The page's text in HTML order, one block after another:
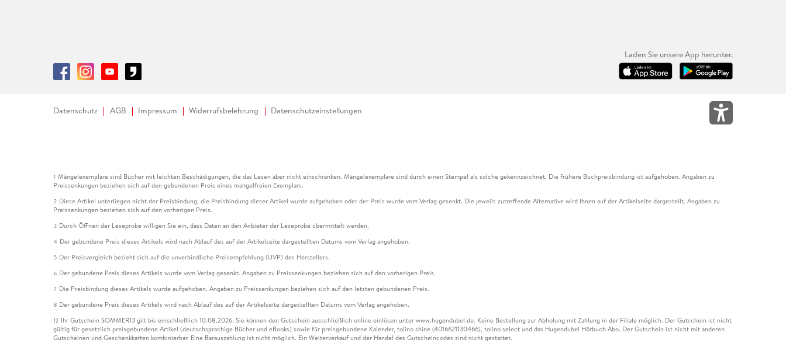
Laden Sie unsere App herunter.
Datenschutz AGB Impressum Widerrufsbelehrung Datenschutzeinstellungen
1 Mängelexemplare sind Bücher mit leichten Beschädigungen, die das Lesen aber nicht einschränken. Mängelexemplare sind durch einen Stempel als solche gekennzeichnet. Die frühere Buchpreisbindung ist aufgehoben. Angaben zu
Preissenkungen beziehen sich auf den gebundenen Preis eines mangelfreien Exemplars.
2 Diese Artikel unterliegen nicht der Preisbindung, die Preisbindung dieser Artikel wurde aufgehoben oder der Preis wurde vom Verlag gesenkt. Die jeweils zutreffende Alternative wird Ihnen auf der Artikelseite dargestellt. Angaben zu
Preissenkungen beziehen sich auf den vorherigen Preis.
3 Durch Öffnen der Leseprobe willigen Sie ein, dass Daten an den Anbieter der Leseprobe übermittelt werden.
4 Der gebundene Preis dieses Artikels wird nach Ablauf des auf der Artikelseite dargestellten Datums vom Verlag angehoben.
5 Der Preisvergleich bezieht sich auf die unverbindliche Preisempfehlung (UVP) des Herstellers.
6 Der gebundene Preis dieses Artikels wurde vom Verlag gesenkt. Angaben zu Preissenkungen beziehen sich auf den vorherigen Preis.
7 Die Preisbindung dieses Artikels wurde aufgehoben. Angaben zu Preissenkungen beziehen sich auf den letzten gebundenen Preis.
8 Der gebundene Preis dieses Artikels wird nach Ablauf des auf der Artikelseite dargestellten Datums vom Verlag angehoben.
12 Ihr Gutschein SOMMER13 gilt bis einschließlich 10.08.2026. Sie können den Gutschein ausschließlich online einlösen unter www.hugendubel.de. Keine Bestellung zur Abholung mit Zahlung in der Filiale möglich. Der Gutschein ist nicht
gültig für gesetzlich preisgebundene Artikel (deutschsprachige Bücher und eBooks) sowie für preisgebundene Kalender, tolino shine (4016621130466), tolino select und das Hugendubel Hörbuch Abo. Der Gutschein ist nicht mit anderen
Gutscheinen und Geschenkkarten kombinierbar. Eine Barauszahlung ist nicht möglich. Ein Weiterverkauf und der Handel des Gutscheincodes sind nicht gestattet.